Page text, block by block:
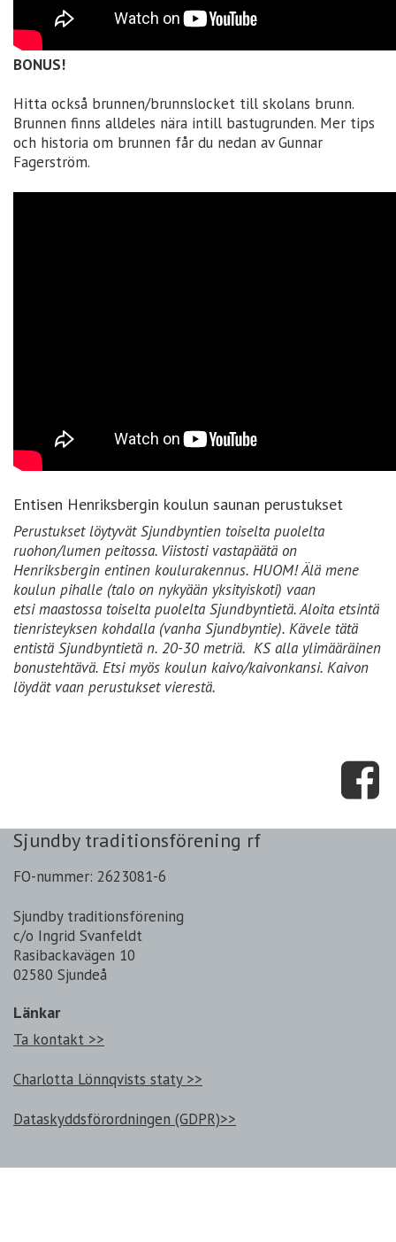
BONUS!
Hitta också brunnen/brunnslocket till skolans brunn.
Brunnen finns alldeles nära intill bastugrunden. Mer tips
och historia om brunnen får du nedan av Gunnar
Fagerström.
Entisen Henriksbergin koulun saunan perustukset
Perustukset löytyvät Sjundbyntien toiselta puolelta
ruohon/lumen peitossa. Viistosti vastapäätä on
Henriksbergin entinen koulurakennus. HUOM! Älä mene
koulun pihalle (talo on nykyään yksityiskoti) vaan
etsi maastossa toiselta puolelta Sjundbyntietä. Aloita etsintä
tienristeyksen kohdalla (vanha Sjundbyntie). Kävele tätä
entistä Sjundbyntietä n. 20-30 metriä. KS alla ylimääräinen
bonustehtävä. Etsi myös koulun kaivo/kaivonkansi. Kaivon
löydät vaan perustukset vierestä.
Sjundby traditionsförening rf
FO-nummer: 2623081-6
Sjundby traditionsförening
c/o Ingrid Svanfeldt
Rasibackavägen 10
02580 Sjundeå
Länkar
Ta kontakt >>
Charlotta Lönnqvists staty >>
Dataskyddsförordningen (GDPR)>>